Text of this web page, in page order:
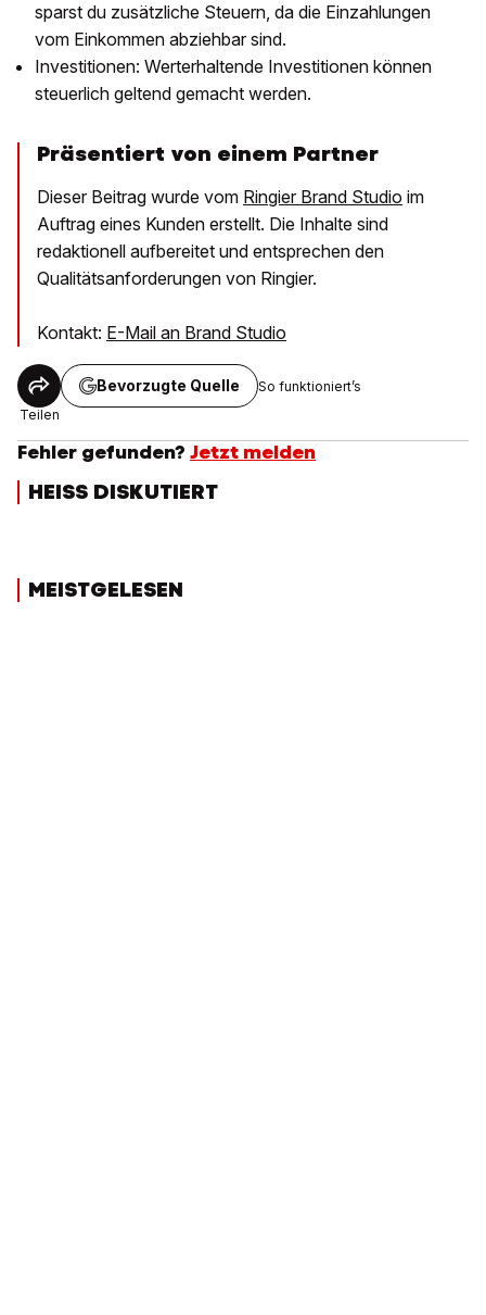
sparst du zusätzliche Steuern, da die Einzahlungen
vom Einkommen abziehbar sind.
Investitionen: Werterhaltende Investitionen können
steuerlich geltend gemacht werden.
Präsentiert von einem Partner
Dieser Beitrag wurde vom Ringier Brand Studio im
Auftrag eines Kunden erstellt. Die Inhalte sind
redaktionell aufbereitet und entsprechen den
Qualitätsanforderungen von Ringier.
Kontakt: E-Mail an Brand Studio
Teilen
Bevorzugte Quelle So funktioniert’s
Fehler gefunden? Jetzt melden
HEISS DISKUTIERT
MEISTGELESEN